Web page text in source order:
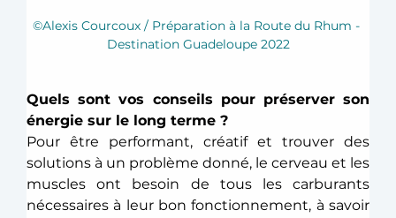
©Alexis Courcoux / Préparation à la Route du Rhum -
Destination Guadeloupe 2022
Quels sont vos conseils pour préserver son
énergie sur le long terme ?
Pour être performant, créatif et trouver des
solutions à un problème donné, le cerveau et les
muscles ont besoin de tous les carburants
nécessaires à leur bon fonctionnement, à savoir